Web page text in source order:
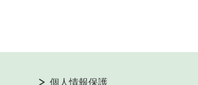
個人情報保護